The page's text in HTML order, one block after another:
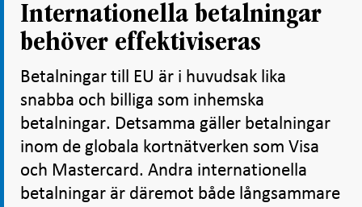
Internationella betalningar
behöver effektiviseras
Betalningar till EU är i huvudsak lika
snabba och billiga som inhemska
betalningar. Detsamma gäller betalningar
inom de globala kortnätverken som Visa
och Mastercard. Andra internationella
betalningar är däremot både långsammare